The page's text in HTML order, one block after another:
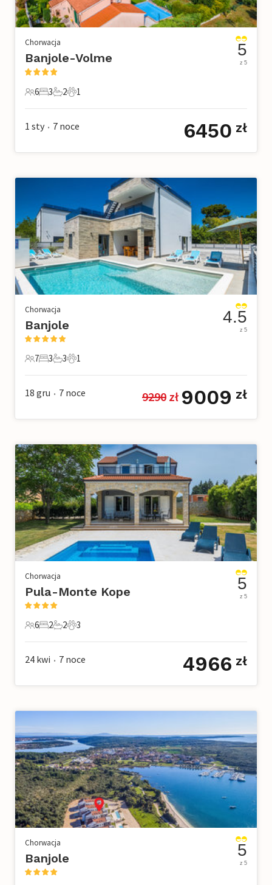
Chorwacja
Banjole-Volme
6 Goście
6
3 Sypialnie
3
2 Łazienki
2
1 Zwierzę domowe
1
5
z 5
1 sty • 7 noce 6450 zł
Chorwacja
Banjole
7 Goście
7
3 Sypialnie
3
3 Łazienki
3
1 Zwierzę domowe
1
4.5
z 5
18 gru • 7 noce 9290 zł 9009 zł
Chorwacja
Pula-Monte Kope
6 Goście
6
2 Sypialnie
2
2 Łazienki
2
3 Zwierzęta domowe
3
5
z 5
24 kwi • 7 noce 4966 zł
Chorwacja
Banjole 5
z 5